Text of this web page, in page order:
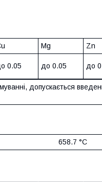
Mg Zn
0.05 до 0.05 до
допускається
658.7 °C